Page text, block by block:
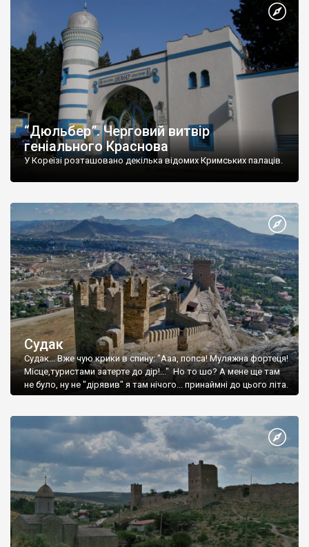
“Дюльбер”. Черговий витвір
геніального Краснова
У Кореїзі розташовано декілька відомих Кримських палаців.
Судак
Судак... Вже чую крики в спину: "Ааа, попса! Муляжна фортеця!
Місце,туристами затерте до дір!..." Но то шо? А мене ще там
не було, ну не "дірявив" я там нічого... принаймні до цього літа.